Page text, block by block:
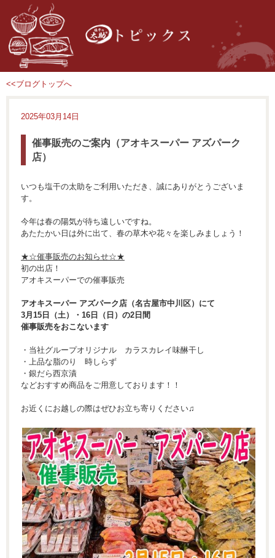
<<ブログトップへ
2025年03月14日
催事販売のご案内（アオキスーパー アズパーク
店）
いつも塩干の太助をご利用いただき、誠にありがとうございま
す。
今年は春の陽気が待ち遠しいですね。
あたたかい日は外に出て、春の草木や花々を楽しみましょう！
★☆催事販売のお知らせ☆★
初の出店！
アオキスーパーでの催事販売
アオキスーパー アズパーク店（名古屋市中川区）にて
3月15日（土）・16日（日）の2日間
催事販売をおこないます
・当社グループオリジナル カラスカレイ味醂干し
・上品な脂のり 時しらず
・銀だら西京漬
などおすすめ商品をご用意しております！！
お近くにお越しの際はぜひお立ち寄りください♫